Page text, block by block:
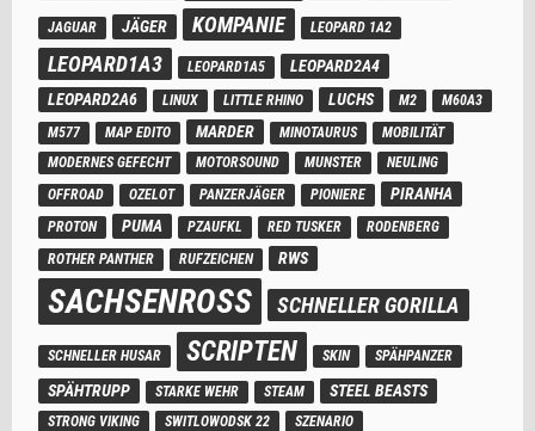
JAGUAR JÄGER KOMPANIE LEOPARD 1A2
LEOPARD1A3 LEOPARD1A5
LEOPARD2A4
LEOPARD2A6
LINUX LITTLE RHINO LUCHS M2
M60A3
M577
MAP EDITO MARDER MINOTAURUS
MOBILITÄT
MODERNES GEFECHT
MOTORSOUND MUNSTER
NEULING
OFFROAD
OZELOT PANZERJÄGER PIONIERE PIRANHA
PROTON PUMA PZAUFKL RED TUSKER
RODENBERG
ROTHER PANTHER
RUFZEICHEN RWS
SACHSENROSS SCHNELLER GORILLA
SCHNELLER HUSAR SCRIPTEN SKIN SPÄHPANZER
SPÄHTRUPP STARKE WEHR STEAM STEEL BEASTS
STRONG VIKING SWITLOWODSK 22 SZENARIO